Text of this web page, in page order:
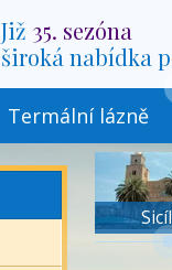
Již 35. sezóna
široká nabídka
Termální lázně